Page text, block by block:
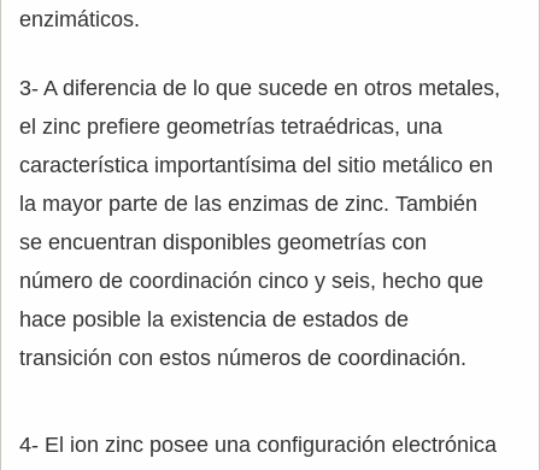
enzimáticos.
3- A diferencia de lo que sucede en otros metales,
el zinc prefiere geometrías tetraédricas, una
característica importantísima del sitio metálico en
la mayor parte de las enzimas de zinc. También
se encuentran disponibles geometrías con
número de coordinación cinco y seis, hecho que
hace posible la existencia de estados de
transición con estos números de coordinación.
4- El ion zinc posee una configuración electrónica